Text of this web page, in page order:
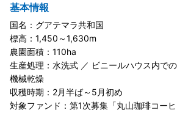
基本情報
国名：グアテマラ共和国
標高：1,450～1,630m
農園面積：110ha
生産処理：水洗式 ／ ビニールハウス内で
機械乾燥
収穫時期：2月半ば～5月初め
対象ファンド：第1次募集「丸山珈琲コー